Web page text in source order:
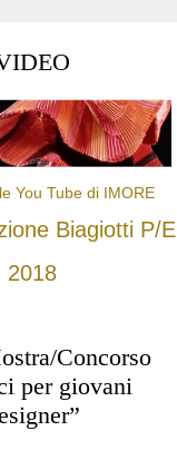
You Tube di IMORE
Biagiotti P/E
2018
Concorso
per giovani